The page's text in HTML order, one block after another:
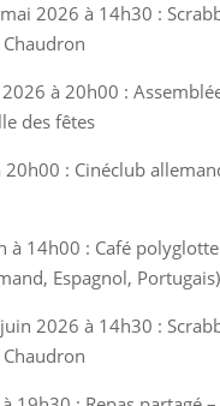
2026 à 14h30 :
à 20h00 :
des fêtes
20h00 : Cinéclub
à 14h00 : Café polyglotte
Espagnol, Portugais)
2026 à 14h30 :